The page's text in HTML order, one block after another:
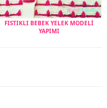
FISTIKLI BEBEK YELEK MODELİ
YAPIMI